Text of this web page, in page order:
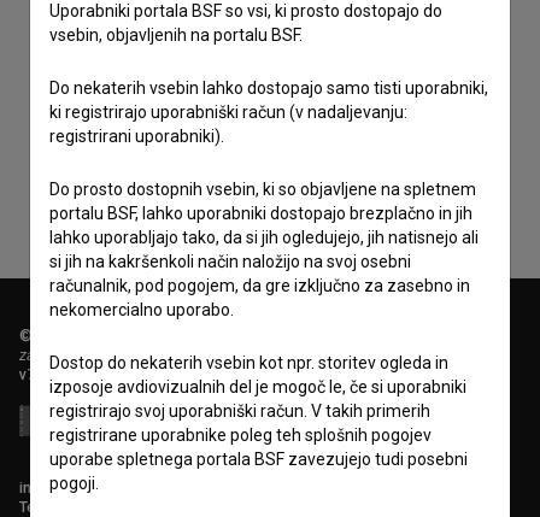
Sprejemamsplošne pogojein dajemsoglasjeza
zbiranje, hrambo in obdelavo osebnih podatkov.
© 2018-2026, Filmoteka,
zavod za širjenje filmske kulture
v7.151.0
info@filmoteka.si
Tehnična pomoč: podpora@bsf.si
Uporabniki portala BSF so vsi, ki prosto dostopajo do
vsebin, objavljenih na portalu BSF.
Do nekaterih vsebin lahko dostopajo samo tisti uporabniki,
ki registrirajo uporabniški račun (v nadaljevanju:
registrirani uporabniki).
Do prosto dostopnih vsebin, ki so objavljene na spletnem
portalu BSF, lahko uporabniki dostopajo brezplačno in jih
lahko uporabljajo tako, da si jih ogledujejo, jih natisnejo ali
si jih na kakršenkoli način naložijo na svoj osebni
računalnik, pod pogojem, da gre izključno za zasebno in
nekomercialno uporabo.
Dostop do nekaterih vsebin kot npr. storitev ogleda in
izposoje avdiovizualnih del je mogoč le, če si uporabniki
registrirajo svoj uporabniški račun. V takih primerih
registrirane uporabnike poleg teh splošnih pogojev
uporabe spletnega portala BSF zavezujejo tudi posebni
pogoji.